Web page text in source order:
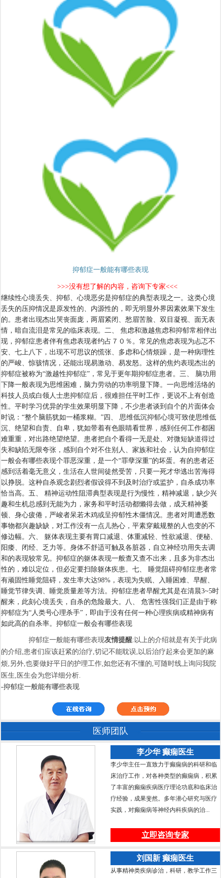
抑郁症一般能有哪些表现
>>>没有想了解的内容，咨询下专家<<<
继续性心境丢失、抑郁、心境恶劣是抑郁症的典型表现之一。这类心境
丢失的压抑情况是原发性的、内源性的，即无明显外界因素效果下发生
的。患者出现杰出哭丧面庞，两眉紧闭、愁眉苦脸、双目凝视、面无表
情，暗自流泪是常见的临床表现。二、 焦虑和激越焦虑和抑郁常相伴出
现，抑郁症患者伴有焦虑表现者约占７０％。常见的焦虑表现为忐忑不
安、七上八下，出现不可思议的慌张、多虑和心情烦躁，是一种病理性
的严峻、惊骇情况，还能出现易激动、易发怒。这样的焦灼表现杰出的
抑郁症被称为“激越性抑郁症”，常见于更年期抑郁症患者。三、 脑功用
下降一般表现为思维困难，脑力劳动的功率明显下降。一向思维活络的
科技人员或白领人士患抑郁症后，很难担任平时工作，更说不上有创造
性。平时学习优异的学生效果明显下降，不少患者谈到自个的片面体会
时说：“整个脑筋犹如一桶浆糊。”四、 思维低沉抑郁心境可致使思维低
沉、绝望和自责、自卑，犹如带着有色眼睛看世界，感到任何工作都困
难重重，对出路绝望绝望。患者把自个看得一无是处、对微短缺道得过
失和缺陷无限夸张，感到自个对不住别人、家族和社会，认为自抑郁症
一般会有哪些表现个罪恶深重，是一个“罪孽深重”的坏蛋。有的患者还
感到活着毫无意义，生活在人世间徒然受苦，只要一死才华逃出苦海得
以挣脱。这种自杀观念剧烈者假设得不到及时治疗或监护，自杀成功率
恰当高。五、 精神运动性阻滞典型表现是行为慢性，精神减退，缺少兴
趣和生机总感到无能为力，家务和平时活动都懒得去做，成天精神萎
顿、身心疲倦，严峻者呆若木鸡或呈抑郁性木僵情况。患者对周遭悉数
事物都兴趣缺缺，对工作没有一点儿热心，平素穿戴规整的人也变的不
修边幅。六、 躯体表现主要有胃口减退、体重减轻、性欲减退、便秘、
阳痿、闭经、乏力等。身体不舒适可触及各脏器，自立神经功用失去调
和的表现较常见。抑郁症的躯体表现一般查又查不出来，且多为非杰出
性的，难以定位，但必定要扫除躯体疾患。七、 睡觉阻碍抑郁症患者常
有顽固性睡觉阻碍，发生率大达98%，表现为失眠、入睡困难、早醒、
睡觉节律失调、睡觉质量差等方法。抑郁症患者早醒尤其是在清晨3~5时
醒来，此刻心境丢失，自杀的危险最大。八、 危害性强我们正是由于称
抑郁症为“人类号心理杀手”，即由于没有任何一种心理疾病或精神病有
如此高的自杀率。抑郁症一般会有哪些表现
抑郁症一般能有哪些表现友情提醒:以上的介绍就是有关于此病
的介绍,患者们应该赶紧的治疗,切记不能耽误,以后治疗起来会更加的麻
烦,另外,也要做好平日的护理工作,如您还有不懂的,可随时线上询问我院
医生,医生会为您详细分析.
-抑郁症一般能有哪些表现
医师团队
李少华 癫痫医生
李少华主任一直致力于癫痫病的科研和临
床治疗工作，对各种类型的癫痫病，积累
了丰富的癫痫疾病医疗理论功底和临床治
疗经验，成果斐然。多年潜心研究与医疗
实践，对癫痫病等神经内科疾病的治...
立即咨询专家
刘国新 癫痫医生
从事精神类疾病诊治，科研，教学工作三